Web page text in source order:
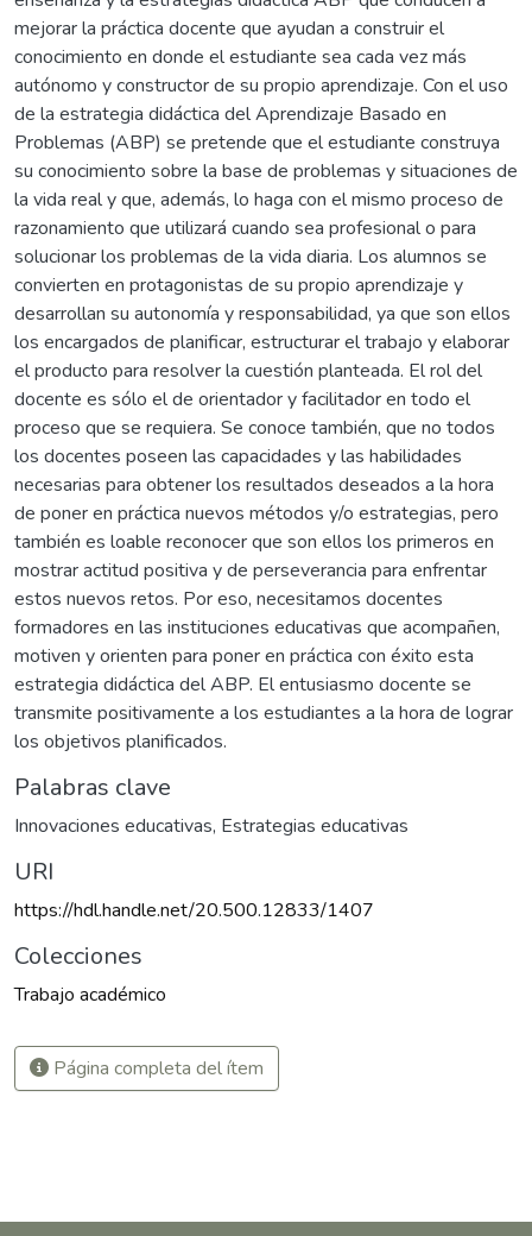
mejorar la práctica docente que ayudan a construir el
conocimiento en donde el estudiante sea cada vez más
autónomo y constructor de su propio aprendizaje. Con el uso
de la estrategia didáctica del Aprendizaje Basado en
Problemas (ABP) se pretende que el estudiante construya
su conocimiento sobre la base de problemas y situaciones de
la vida real y que, además, lo haga con el mismo proceso de
razonamiento que utilizará cuando sea profesional o para
solucionar los problemas de la vida diaria. Los alumnos se
convierten en protagonistas de su propio aprendizaje y
desarrollan su autonomía y responsabilidad, ya que son ellos
los encargados de planificar, estructurar el trabajo y elaborar
el producto para resolver la cuestión planteada. El rol del
docente es sólo el de orientador y facilitador en todo el
proceso que se requiera. Se conoce también, que no todos
los docentes poseen las capacidades y las habilidades
necesarias para obtener los resultados deseados a la hora
de poner en práctica nuevos métodos y/o estrategias, pero
también es loable reconocer que son ellos los primeros en
mostrar actitud positiva y de perseverancia para enfrentar
estos nuevos retos. Por eso, necesitamos docentes
formadores en las instituciones educativas que acompañen,
motiven y orienten para poner en práctica con éxito esta
estrategia didáctica del ABP. El entusiasmo docente se
transmite positivamente a los estudiantes a la hora de lograr
los objetivos planificados.
Palabras clave
Innovaciones educativas, Estrategias educativas
URI
https://hdl.handle.net/20.500.12833/1407
Colecciones
Trabajo académico
Página completa del ítem